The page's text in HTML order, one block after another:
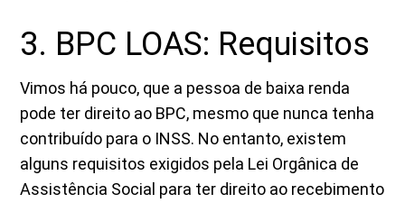
3. BPC LOAS: Requisitos
Vimos há pouco, que a pessoa de baixa renda
pode ter direito ao BPC, mesmo que nunca tenha
contribuído para o INSS. No entanto, existem
alguns requisitos exigidos pela Lei Orgânica de
Assistência Social para ter direito ao recebimento